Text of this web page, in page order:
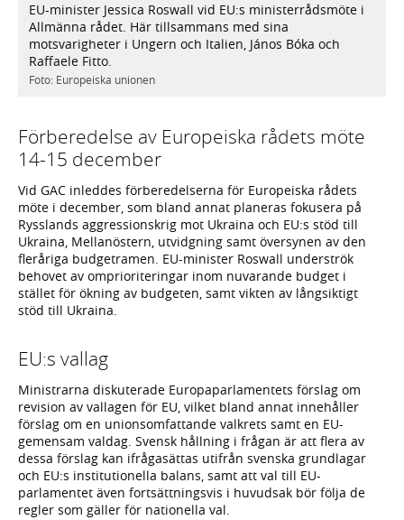
EU-minister Jessica Roswall vid EU:s ministerrådsmöte i
Allmänna rådet. Här tillsammans med sina
motsvarigheter i Ungern och Italien, János Bóka och
Raffaele Fitto.
Foto: Europeiska unionen
Förberedelse av Europeiska rådets möte
14-15 december
Vid GAC inleddes förberedelserna för Europeiska rådets
möte i december, som bland annat planeras fokusera på
Rysslands aggressionskrig mot Ukraina och EU:s stöd till
Ukraina, Mellanöstern, utvidgning samt översynen av den
fleråriga budgetramen. EU-minister Roswall underströk
behovet av omprioriteringar inom nuvarande budget i
stället för ökning av budgeten, samt vikten av långsiktigt
stöd till Ukraina.
EU:s vallag
Ministrarna diskuterade Europaparlamentets förslag om
revision av vallagen för EU, vilket bland annat innehåller
förslag om en unionsomfattande valkrets samt en EU-
gemensam valdag. Svensk hållning i frågan är att flera av
dessa förslag kan ifrågasättas utifrån svenska grundlagar
och EU:s institutionella balans, samt att val till EU-
parlamentet även fortsättningsvis i huvudsak bör följa de
regler som gäller för nationella val.